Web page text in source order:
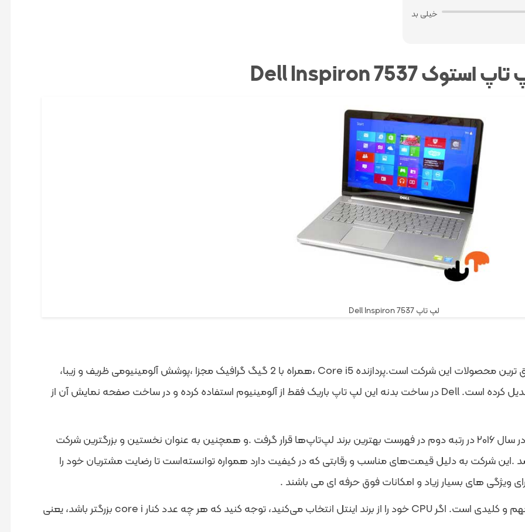
خیلی بد
تاپ استوک
لپ تاپ Dell Inspiron 7537
لپ تاپ Dell Inspiron7537 از کمپانی Dell یکی از موفق ترین محصولات این شرکت است.پردازنده Core i5 ،همراه با 2 گیگ گرافیک مجزا ،پوشش آلومینیومی ظریف و زیبا،
Dell Inspiron 7537 لپ تاپ همه کاره با عملکرد بالا تبدیل کرده است. Dell در ساخت بدنه این لپ تاپ باریک فقط از آلومینیوم استفاده کرده و در ساخت صفحه نمایش آن از
شرکت دل یک شرکت سازنده لپ تاپ آمریکایی است که در سال ۲۰۱۶ در رتبه دوم در فهرست بهترین برند لپ‌تاپ‌ها قرار گرفت .و همچنین به عنوان نخستین و بزرگترین شرکت
.این شرکت به دلیل قیمت‌های مناسب و رقابتی که در کیفیت دارد همواره توانسته‌است تا رضایت مشتریان خود را
ویژگی های بسیار زیاد و امکانات فوق حرفه ای می باشند .
هنگام خرید لپ تاپ و کامپیوتر، انتخاب CPU مساله مهم و کلیدی است. اگر CPU خود را از برند اینتل انتخاب می‌کنید، توجه کنید که هر چه عدد کنار core i بزرگتر باشد، یعنی